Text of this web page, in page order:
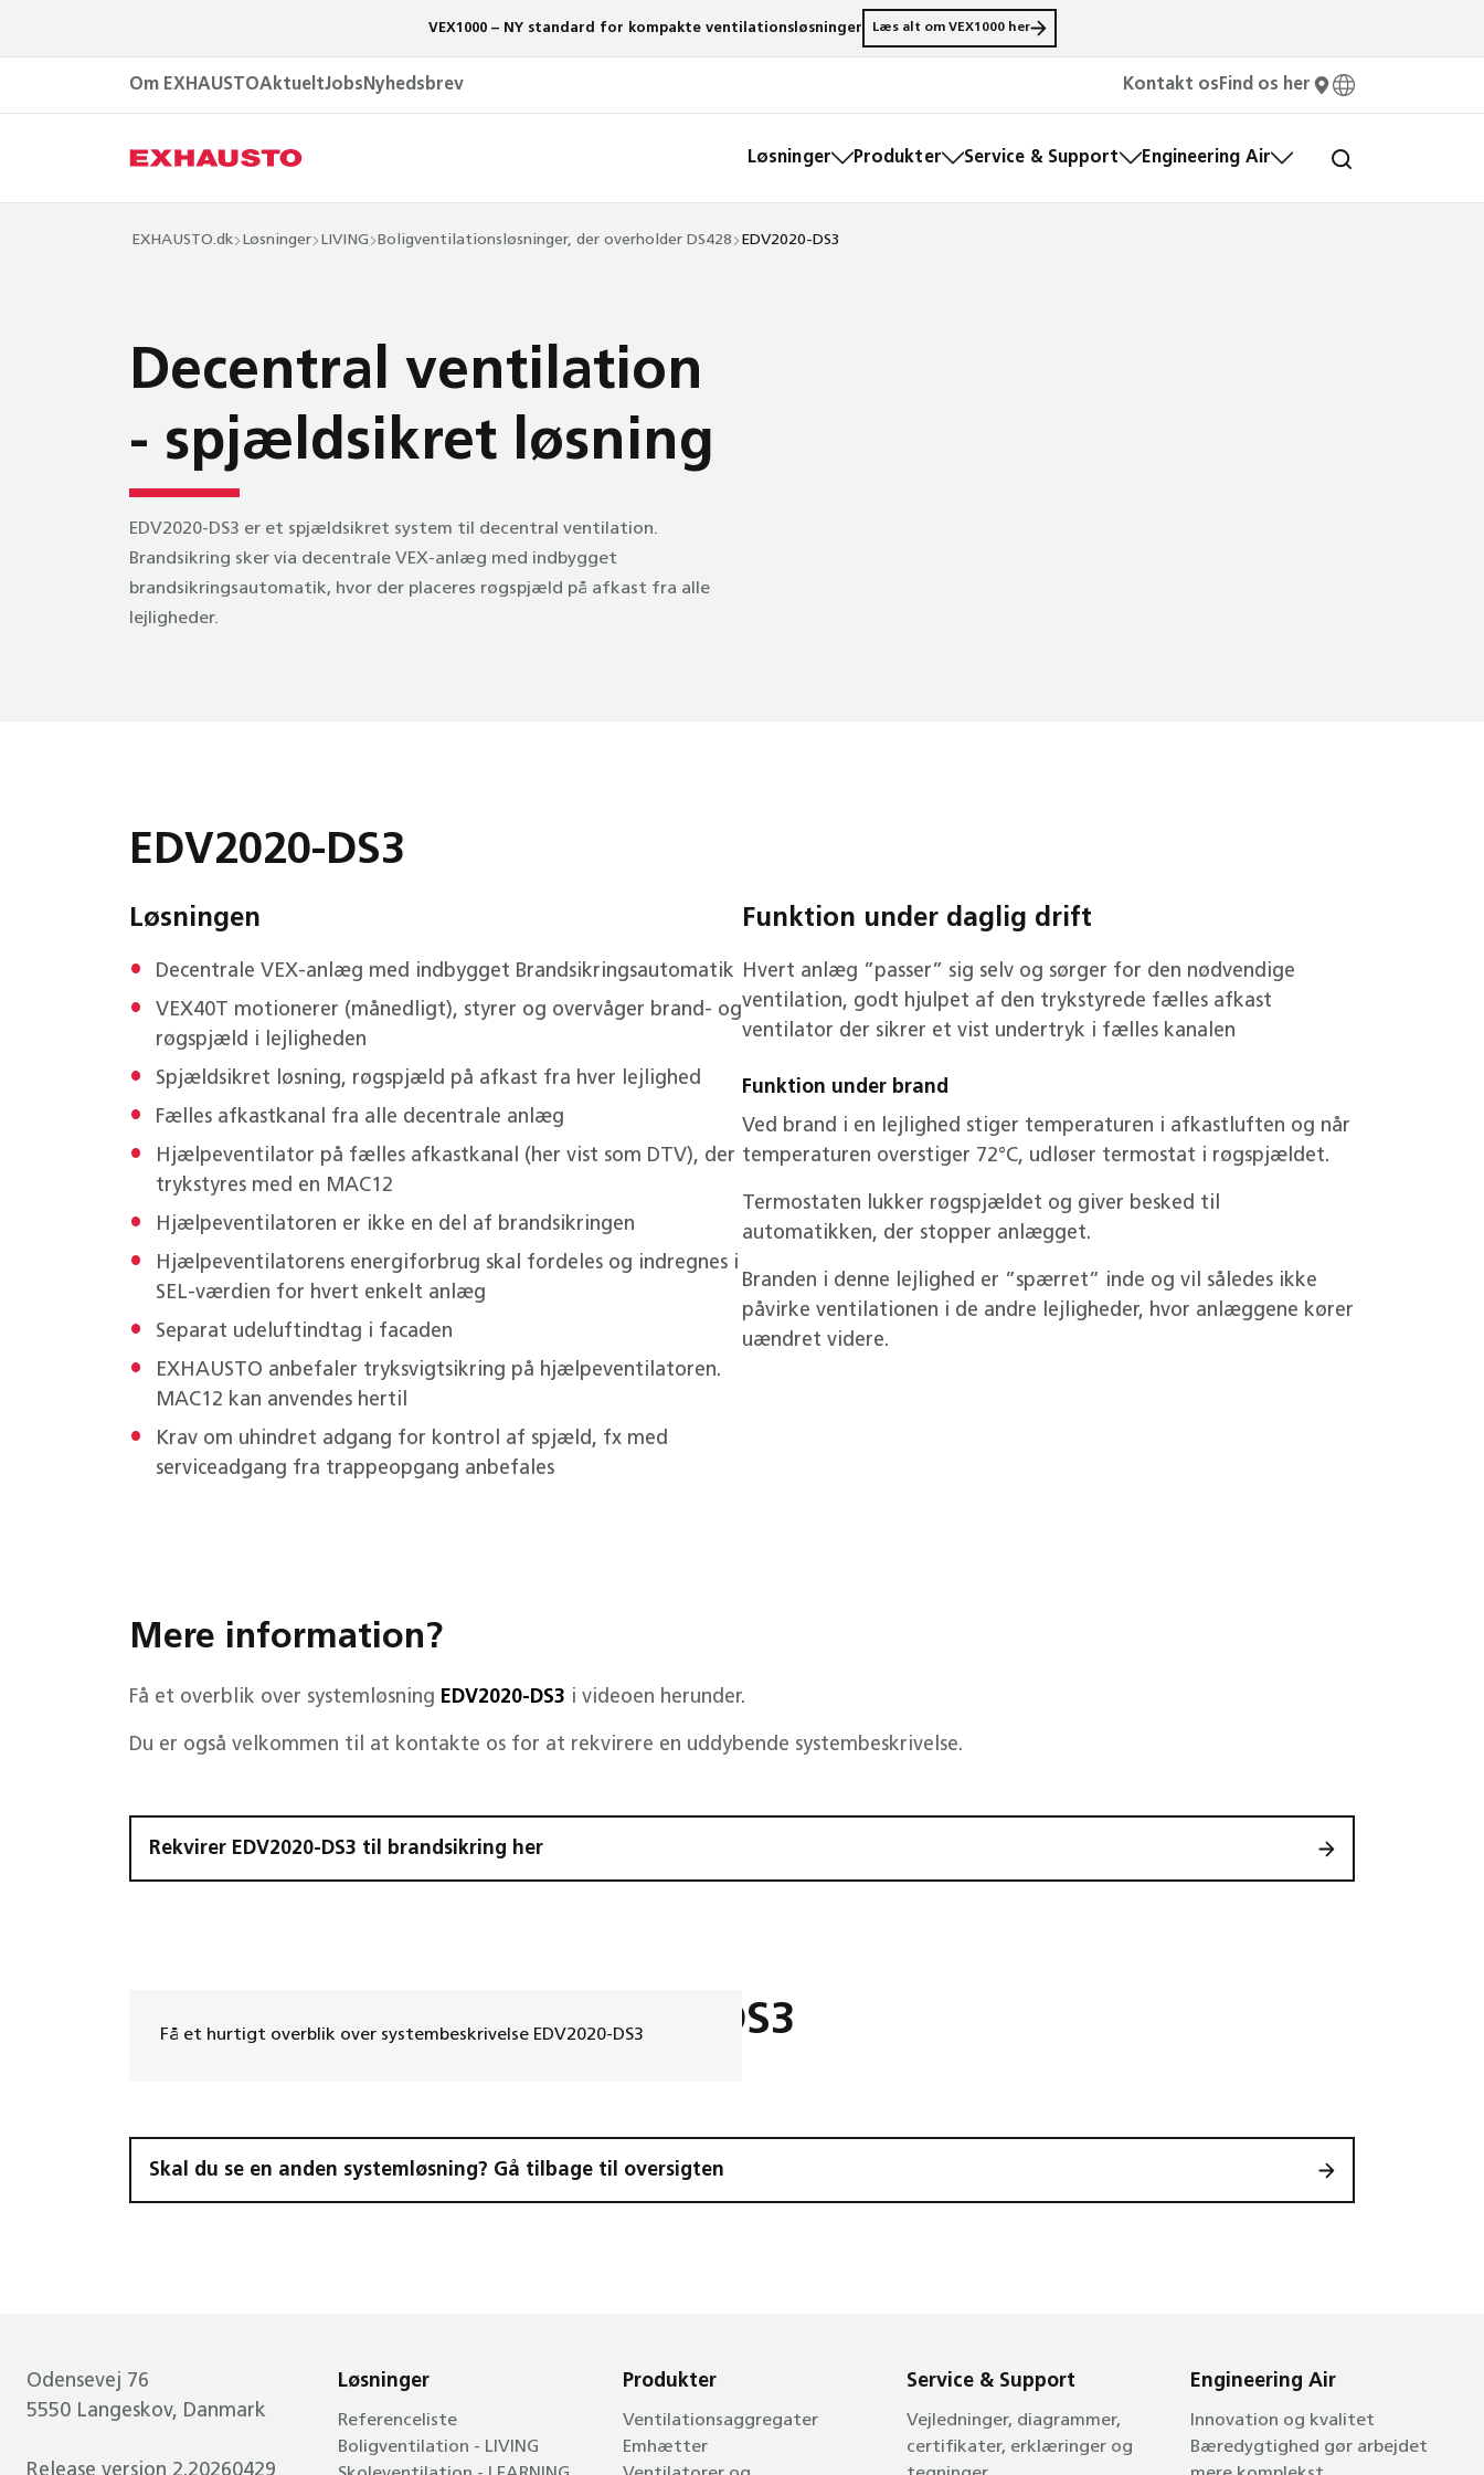
VEX1000 – NY standard for kompakte ventilationsløsninger Læs alt om VEX1000 her
Om EXHAUSTOAktueltJobs Nyhedsbrev Kontakt os Find os her
Løsninger Produkter Service & Support Engineering Air
EXHAUSTO.dk Løsninger LIVING Boligventilations­løsninger, der overholder DS428 EDV2020-DS3
Decentral ventilation
- spjældsikret løsning
EDV2020-DS3 er et spjældsikret system til decentral ventilation.
Brandsikring sker via decentrale VEX-anlæg med indbygget
brandsikringsautomatik, hvor der placeres røgspjæld på afkast fra alle
lejligheder.
EDV2020-DS3
Løsningen
Decentrale VEX-anlæg med indbygget Brandsikringsautomatik
VEX40T motionerer (månedligt), styrer og overvåger brand- og
røgspjæld i lejligheden
Spjældsikret løsning, røgspjæld på afkast fra hver lejlighed
Fælles afkastkanal fra alle decentrale anlæg
Hjælpeventilator på fælles afkastkanal (her vist som DTV), der
trykstyres med en MAC12
Hjælpeventilatoren er ikke en del af brandsikringen
Hjælpeventilatorens energiforbrug skal fordeles og indregnes i
SEL-værdien for hvert enkelt anlæg
Separat udeluftindtag i facaden
EXHAUSTO anbefaler tryksvigtsikring på hjælpeventilatoren.
MAC12 kan anvendes hertil
Krav om uhindret adgang for kontrol af spjæld, fx med
serviceadgang fra trappeopgang anbefales
Funktion under daglig drift
Hvert anlæg ”passer” sig selv og sørger for den nødvendige
ventilation, godt hjulpet af den trykstyrede fælles afkast
ventilator der sikrer et vist undertryk i fælles kanalen
Funktion under brand
Ved brand i en lejlighed stiger temperaturen i afkastluften og når
temperaturen overstiger 72°C, udløser termostat i røgspjældet.
Termostaten lukker røgspjældet og giver besked til
automatikken, der stopper anlægget.
Branden i denne lejlighed er ”spærret” inde og vil således ikke
påvirke ventilationen i de andre lejligheder, hvor anlæggene kører
uændret videre.
Mere information?
Få et overblik over systemløsning EDV2020-DS3 i videoen herunder.
Du er også velkommen til at kontakte os for at rekvirere en uddybende systembeskrivelse.
Rekvirer EDV2020-DS3 til brandsikring her
Systembeskrivelse EDV2020-DS3
Få et hurtigt overblik over systembeskrivelse EDV2020-DS3
Skal du se en anden systemløsning? Gå tilbage til oversigten
Odensevej 76
5550 Langeskov, Danmark
Løsninger
Referenceliste
Boligventilation - LIVING
Produkter
Ventilationsaggregater
Emhætter
Service & Support
Vejledninger, diagrammer,
certifikater, erklæringer og
Engineering Air
Innovation og kvalitet
Bæredygtighed gør arbejdet